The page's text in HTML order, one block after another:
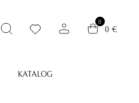
0
0 €
KATALOG